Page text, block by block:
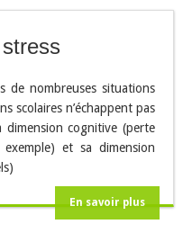
de nombreuses situations
scolaires n’échappent pas
cognitive (perte
et sa dimension
En savoir plus